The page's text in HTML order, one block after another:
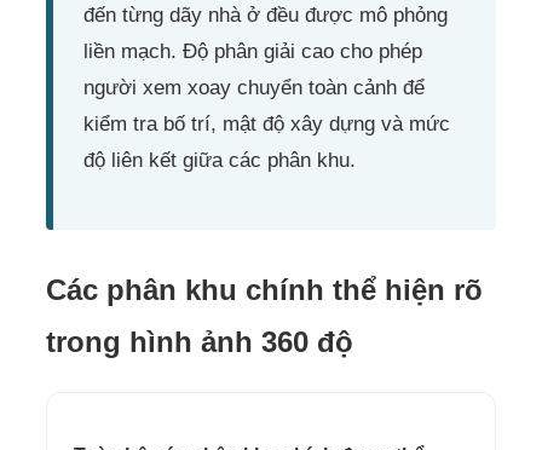
đến từng dãy nhà ở đều được mô phỏng
liền mạch. Độ phân giải cao cho phép
người xem xoay chuyển toàn cảnh để
kiểm tra bố trí, mật độ xây dựng và mức
độ liên kết giữa các phân khu.
Các phân khu chính thể hiện rõ
trong hình ảnh 360 độ